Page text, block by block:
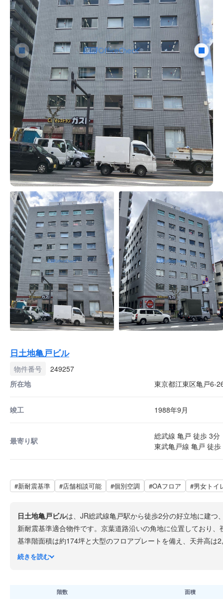
日土地亀戸ビル
物件番号
249257
所在地
東京都江東区亀戸6-
竣工 1988年9月
最寄り駅
総武線 亀戸 徒歩 3分
東武亀戸線 亀戸 徒歩
#新耐震基準 #店舗相談可能 #個別空調 #OAフロア #男女トイ
日土地亀戸ビルは、JR総武線亀戸駅から徒歩2分の好立地に建
新耐震基準適合物件です。京葉道路沿いの角地に位置しており
基準階面積は約174坪と大型のフロアプレートを備え、天井高
し、エレベーターは2基設置されています。駐車場も備えており
続きを読む
階数 面積